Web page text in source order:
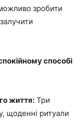
зробити
способі
життя: Три
щоденні ритуали